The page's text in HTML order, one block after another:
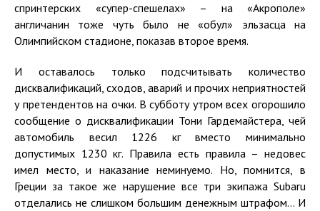
спринтерских «супер-спешелах» – на «Акрополе»
англичанин тоже чуть было не «обул» эльзасца на
Олимпийском стадионе, показав второе время.
И оставалось только подсчитывать количество
дисквалификаций, сходов, аварий и прочих неприятностей
у претендентов на очки. В субботу утром всех огорошило
сообщение о дисквалификации Тони Гардемайстера, чей
автомобиль весил 1226 кг вместо минимально
допустимых 1230 кг. Правила есть правила – недовес
имел место, и наказание неминуемо. Но, помнится, в
Греции за такое же нарушение все три экипажа Subaru
отделались не слишком большим денежным штрафом... И